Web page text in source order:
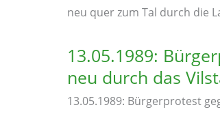
neu quer zum Tal durch die
13.05.1989:
neu durch das
13.05.1989: Bürgerprotest